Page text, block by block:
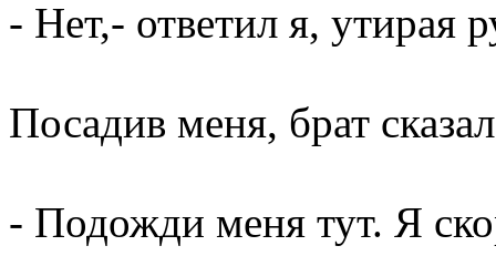
- Нет,- ответил я, утирая
Посадив меня, брат
- Подожди меня тут. Я